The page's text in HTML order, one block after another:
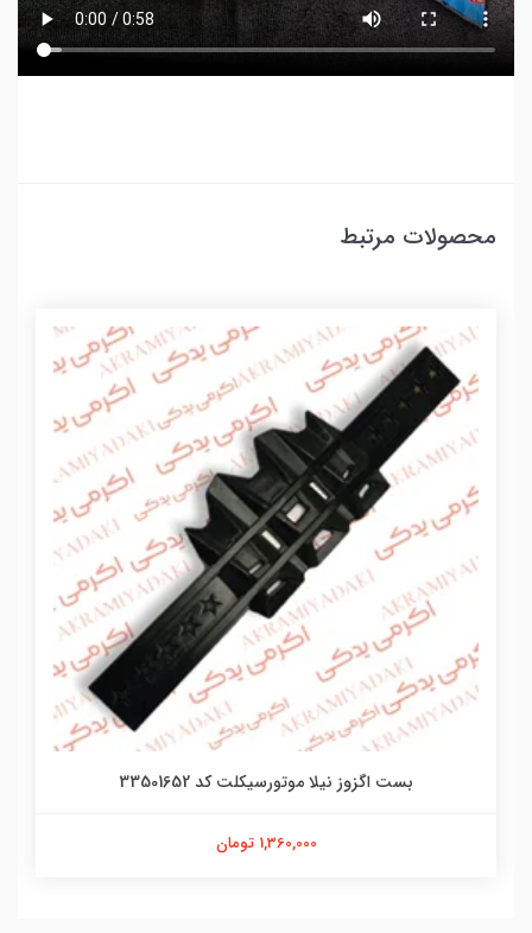
محصولات مرتبط
بست اگزوز نیلا موتورسیکلت کد 33501652
1,360,000 تومان